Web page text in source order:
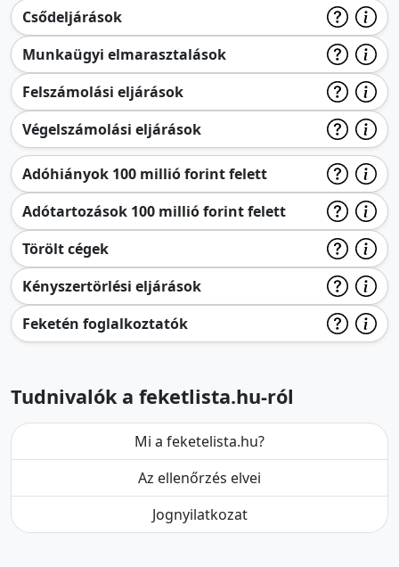
Csődeljárások
Munkaügyi elmarasztalások
Felszámolási eljárások
Végelszámolási eljárások
Adóhiányok 100 millió forint felett
Adótartozások 100 millió forint felett
Törölt cégek
Kényszertörlési eljárások
Feketén foglalkoztatók
Tudnivalók a feketlista.hu-ról
Mi a feketelista.hu?
Az ellenőrzés elvei
Jognyilatkozat